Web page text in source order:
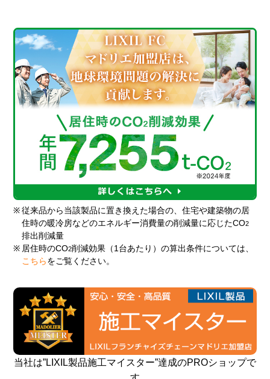
※ 従来品から当該製品に置き換えた場合の、住宅や建築物の居
住時の暖冷房などのエネルギー消費量の削減量に応じたCO2
排出削減量
※ 居住時のCO2削減効果（1台あたり）の算出条件については、
こちら をご覧ください。
当社は”LIXIL製品施工マイスター”達成のPROショップで